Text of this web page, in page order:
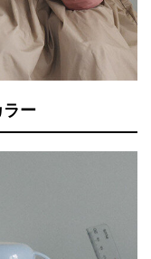
ラー